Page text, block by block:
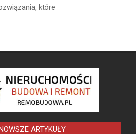
które
ARTYKUŁY